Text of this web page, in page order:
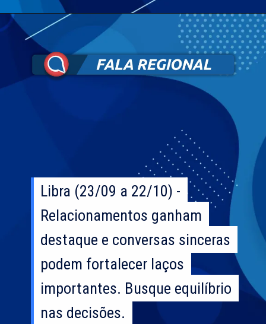
Libra (23/09 a 22/10) -
Relacionamentos ganham
destaque e conversas sinceras
podem fortalecer laços
importantes. Busque equilíbrio
nas decisões.
Libra (23/09 a 22/10) -
Relacionamentos ganham
destaque e conversas sinceras
podem fortalecer laços
importantes. Busque equilíbrio
nas decisões.